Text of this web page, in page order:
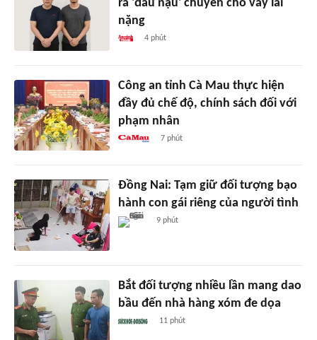
ra 'đầu nậu' chuyên cho vay lãi
nặng
4 phút
Công an tỉnh Cà Mau thực hiện
đầy đủ chế độ, chính sách đối với
phạm nhân
7 phút
Đồng Nai: Tạm giữ đối tượng bạo
hành con gái riêng của người tình
9 phút
Bắt đối tượng nhiều lần mang dao
bầu đến nhà hàng xóm đe dọa
11 phút